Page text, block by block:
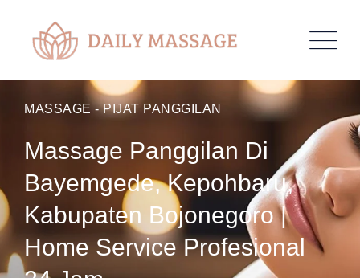
MASSAGE - PIJAT PANGGILAN
Massage Panggilan Di
Bayemgede, Kepohbaru,
Kabupaten Bojonegoro |
Home Service Profesional